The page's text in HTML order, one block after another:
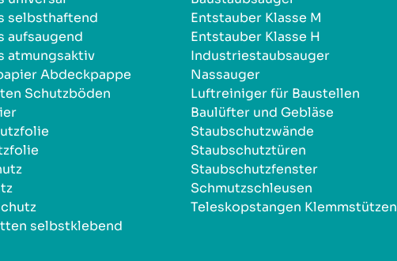
selbsthaftend
aufsaugend
atmungsaktiv
Abdeckpappe
Schutzböden
selbstklebend
Entstauber Klasse M
Entstauber Klasse H
Industriestaubsauger
Nassauger
Luftreiniger für Baustellen
Baulüfter und Gebläse
Staubschutzwände
Staubschutztüren
Staubschutzfenster
Schmutzschleusen
Teleskopstangen Klemmstützen